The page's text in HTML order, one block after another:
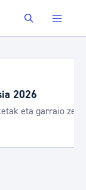
Buscar
zerbitzu